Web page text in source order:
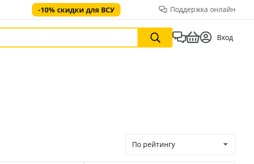
-10% скидки для ВСУ Поддержка онлайн
Вход
По рейтингу